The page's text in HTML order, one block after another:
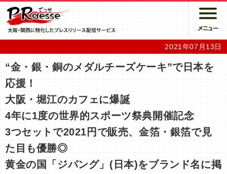
2021年07月13日
“金・銀・銅のメダルチーズケーキ”で日本を
応援！
大阪・堀江のカフェに爆誕
4年に1度の世界的スポーツ祭典開催記念
3つセットで2021円で販売、金箔・銀箔で見
た目も優勝◎
黄金の国「ジパング」(日本)をブランド名に掲